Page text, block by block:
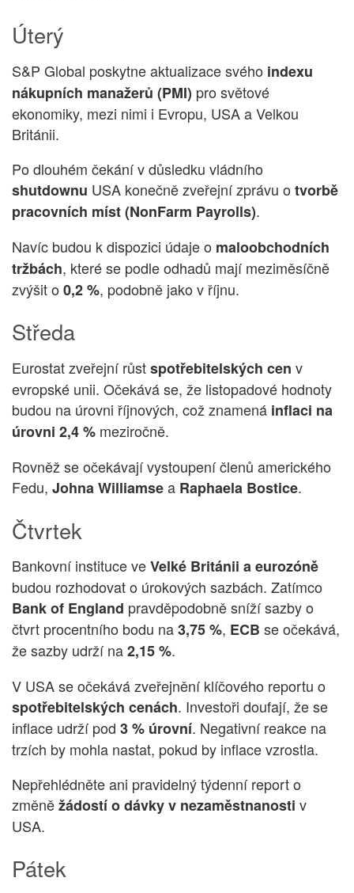
Úterý
S&P Global poskytne aktualizace svého indexu
nákupních manažerů (PMI) pro světové
ekonomiky, mezi nimi i Evropu, USA a Velkou
Británii.
Po dlouhém čekání v důsledku vládního
shutdownu USA konečně zveřejní zprávu o tvorbě
pracovních míst (NonFarm Payrolls).
Navíc budou k dispozici údaje o maloobchodních
tržbách, které se podle odhadů mají meziměsíčně
zvýšit o 0,2 %, podobně jako v říjnu.
Středa
Eurostat zveřejní růstspotřebitelských cen v
evropské unii. Očekává se, že listopadové hodnoty
budou na úrovni říjnových, což znamená inflaci na
úrovni 2,4 % meziročně.
Rovněž se očekávají vystoupení členů amerického
Fedu, Johna Williamsea Raphaela Bostice.
Čtvrtek
Bankovní instituce veVelké Británii a eurozóně
budou rozhodovat o úrokových sazbách. Zatímco
Bank of England pravděpodobně sníží sazby o
čtvrt procentního bodu na3,75 %, ECB se očekává,
že sazby udrží na2,15 %.
V USA se očekává zveřejnění klíčového reportu o
spotřebitelských cenách. Investoři doufají, že se
inflace udrží pod 3 % úrovní. Negativní reakce na
trzích by mohla nastat, pokud by inflace vzrostla.
Nepřehlédněte ani pravidelný týdenní report o
změněžádostí o dávky v nezaměstnanosti v
USA.
Pátek